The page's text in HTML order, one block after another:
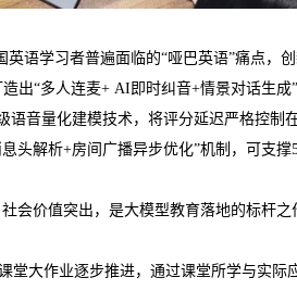
英语学习者普遍面临的“哑巴英语”痛点，
出“多人连麦+ AI即时纠音+情景对话生成
语音量化建模技术，将评分延迟严格控制
头解析+房间广播异步优化”机制，可支撑
会价值突出，是大模型教育落地的标杆
堂大作业逐步推进，通过课堂所学与实际